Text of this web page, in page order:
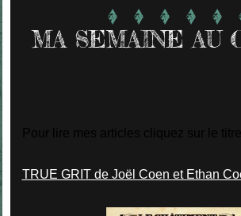
MA SEMAINE AU
TRUE GRIT de Joël Coen et Ethan